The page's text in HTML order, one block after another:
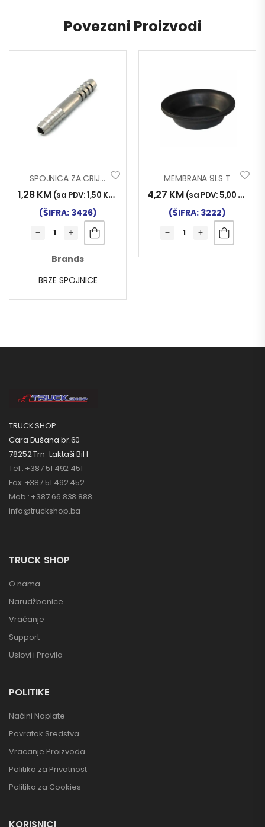
Povezani Proizvodi
SPOJNICA ZA CRIJEVO 10mm
1,28KM (sa PDV:1,50 KM
(ŠIFRA: 3426)
Brands
BRZE SPOJNICE
MEMBRANA 9LS T
4,27 KM (sa PDV: 5,00 KM
(ŠIFRA: 3222)
TRUCK SHOP
Cara Dušana br.60
78252 Trn-Laktaši BiH
Tel.: +387 51 492 451
Fax: +387 51 492 452
Mob.: +387 66 838 888
info@truckshop.ba
TRUCK SHOP
O nama
Narudžbenice
Vraćanje
Support
Uslovi i Pravila
POLITIKE
Načini Naplate
Povratak Sredstva
Vracanje Proizvoda
Politika za Privatnost
Politika za Cookies